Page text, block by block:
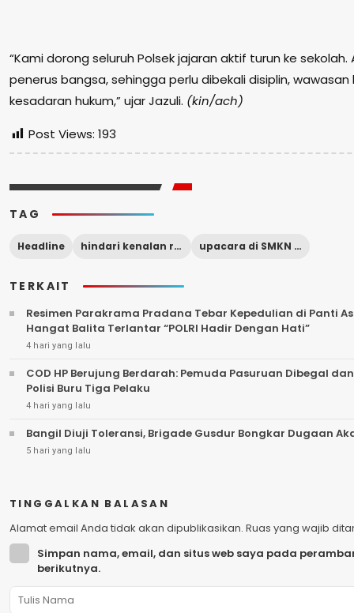
“Kami dorong seluruh Polsek jajaran aktif turun ke
penerus bangsa, sehingga perlu dibekali disiplin,
kesadaran hukum,” ujar Jazuli. (kin/ach)
Post Views: 193
TAG
Headline hindari kenalan remaja dan narkoba upacara di SMKN 1 Prigen
TERKAIT
Resimen Parakrama Pradana Tebar Kepedulian di Panti
Hangat Balita Terlantar “POLRI Hadir Dengan Hati”
4 hari yang lalu
COD HP Berujung Berdarah: Pemuda Pasuruan Dibegal
Polisi Buru Tiga Pelaku
4 hari yang lalu
Bangil Diuji Toleransi, Brigade Gusdur Bongkar Dugaan
5 hari yang lalu
TINGGALKAN BALASAN
Alamat email Anda tidak akan dipublikasikan. Ruas yang wajib
Simpan nama, email, dan situs web saya pada
berikutnya.